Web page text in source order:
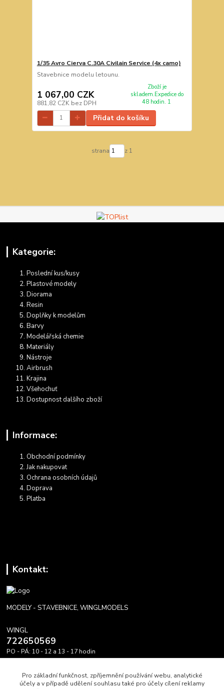
1/35 Avro Cierva C.30A Civilain Service (4x camo)
Stavebnice modelu letounu.
1 067,00 CZK
881,82 CZK bez DPH
Zboží je
skladem.Expedice do
48 hodin. 1
Přidat do košíku
strana z 1
Kategorie:
Poslední kus/kusy
Plastové modely
Diorama
Resin
Doplňky k modelům
Barvy
Modelářská chemie
Materiály
Nástroje
Airbrush
Krajina
Všehochuť
Dostupnost dalšího zboží
Informace:
Obchodní podmínky
Jak nakupovat
Ochrana osobních údajů
Doprava
Platba
Kontakt:
MODELY - STAVEBNICE, WINGLMODELS
WINGL
722650569
PO - PÁ: 10 - 12 a 13 - 17 hodin
Pro základní funkčnost, zpříjemnění používání webu, analytické
účely a v případě udělení souhlasu také pro účely cílení reklamy